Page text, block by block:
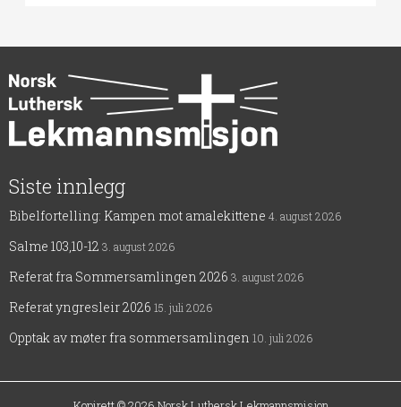
Siste innlegg
Bibelfortelling: Kampen mot amalekittene 4. august 2026
Salme 103,10-12 3. august 2026
Referat fra Sommersamlingen 2026 3. august 2026
Referat yngresleir 2026 15. juli 2026
Opptak av møter fra sommersamlingen 10. juli 2026